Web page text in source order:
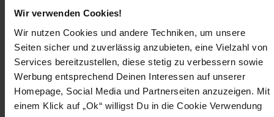
Wir verwenden Cookies!
Wir nutzen Cookies und andere Techniken, um unsere
Seiten sicher und zuverlässig anzubieten, eine Vielzahl von
Services bereitzustellen, diese stetig zu verbessern sowie
Werbung entsprechend Deinen Interessen auf unserer
Homepage, Social Media und Partnerseiten anzuzeigen. Mit
einem Klick auf „Ok“ willigst Du in die Cookie Verwendung
Geräteabmessung: ca. B 49,5 x H 81,5 x T 55 cm
Gewicht: ca. 31 kg
Duo Edelstahl Kochfeld KM 9111 EN
Anschlusswert: 3000 W
Spannung: 230 V/ 50 Hz
Energieverbrauch pro Stunde: 3 kw